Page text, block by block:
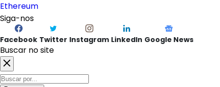
Ethereum
Siga-nos
Facebook Twitter Instagram LinkedIn Google News
Buscar no site